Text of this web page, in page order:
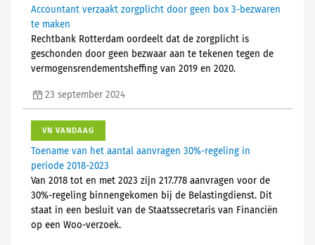
Accountant verzaakt zorgplicht door geen box 3-bezwaren
te maken
Rechtbank Rotterdam oordeelt dat de zorgplicht is
geschonden door geen bezwaar aan te tekenen tegen de
vermogensrendementsheffing van 2019 en 2020.
23 september 2024
VN VANDAAG
Toename van het aantal aanvragen 30%-regeling in
periode 2018-2023
Van 2018 tot en met 2023 zijn 217.778 aanvragen voor de
30%-regeling binnengekomen bij de Belastingdienst. Dit
staat in een besluit van de Staatssecretaris van Financiën
op een Woo-verzoek.